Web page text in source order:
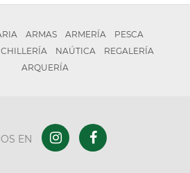
ARMAS ARMERÍA
PESCA
NAÚTICA
REGALERÍA
ARQUERÍA
EN